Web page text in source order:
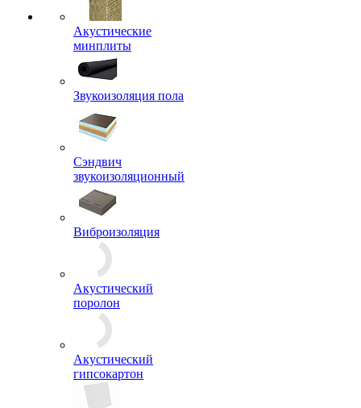
Акустические
минплиты
Звукоизоляция пола
Сэндвич
звукоизоляционный
Виброизоляция
Акустический
поролон
Акустический
гипсокартон